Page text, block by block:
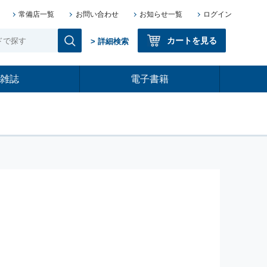
常備店一覧 お問い合わせ お知らせ一覧 ログイン
> 詳細検索 カートを見る
雑誌 電子書籍